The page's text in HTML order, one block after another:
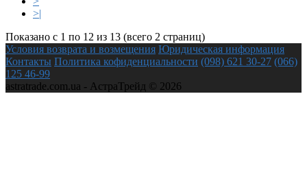
>|
Показано с 1 по 12 из 13 (всего 2 страниц)
Условия возврата и возмещения Юридическая информация
Контакты Политика кофиденциальности (098) 621 30-27 (066)
125 46-99
astratrade.com.ua - АстраТрейд © 2026